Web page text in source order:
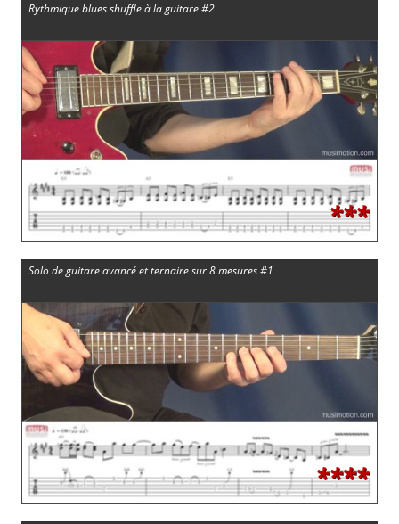
Rythmique blues shuffle à la guitare #2
***
Solo de guitare avancé et ternaire sur 8 mesures #1
****